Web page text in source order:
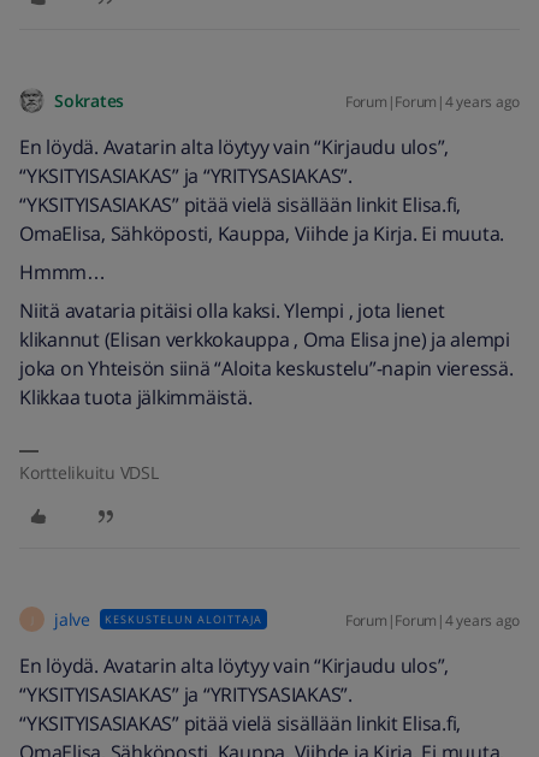
Sokrates Forum|Forum|4 years ago
En löydä. Avatarin alta löytyy vain “Kirjaudu ulos”,
“YKSITYISASIAKAS” ja “YRITYSASIAKAS”.
“YKSITYISASIAKAS” pitää vielä sisällään linkit Elisa.fi,
OmaElisa, Sähköposti, Kauppa, Viihde ja Kirja. Ei muuta.
Hmmm…
Niitä avataria pitäisi olla kaksi. Ylempi , jota lienet
klikannut (Elisan verkkokauppa , Oma Elisa jne) ja alempi
joka on Yhteisön siinä “Aloita keskustelu”-napin vieressä.
Klikkaa tuota jälkimmäistä.
Korttelikuitu VDSL
jalve KESKUSTELUN ALOITTAJA Forum|Forum|4 years ago
En löydä. Avatarin alta löytyy vain “Kirjaudu ulos”,
“YKSITYISASIAKAS” ja “YRITYSASIAKAS”.
“YKSITYISASIAKAS” pitää vielä sisällään linkit Elisa.fi,